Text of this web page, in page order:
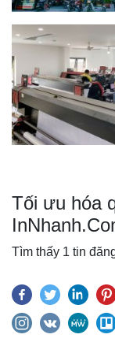
Tối ưu hóa
Tìm thấy 1 tin